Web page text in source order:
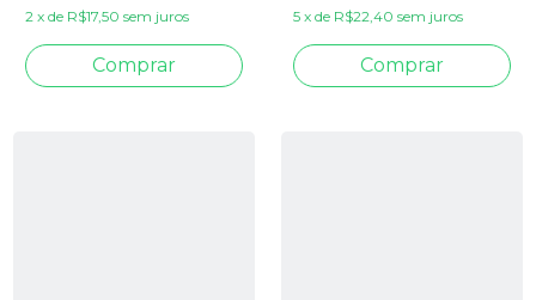
2 x de R$17,50 sem juros 5 x de R$22,40 sem juros